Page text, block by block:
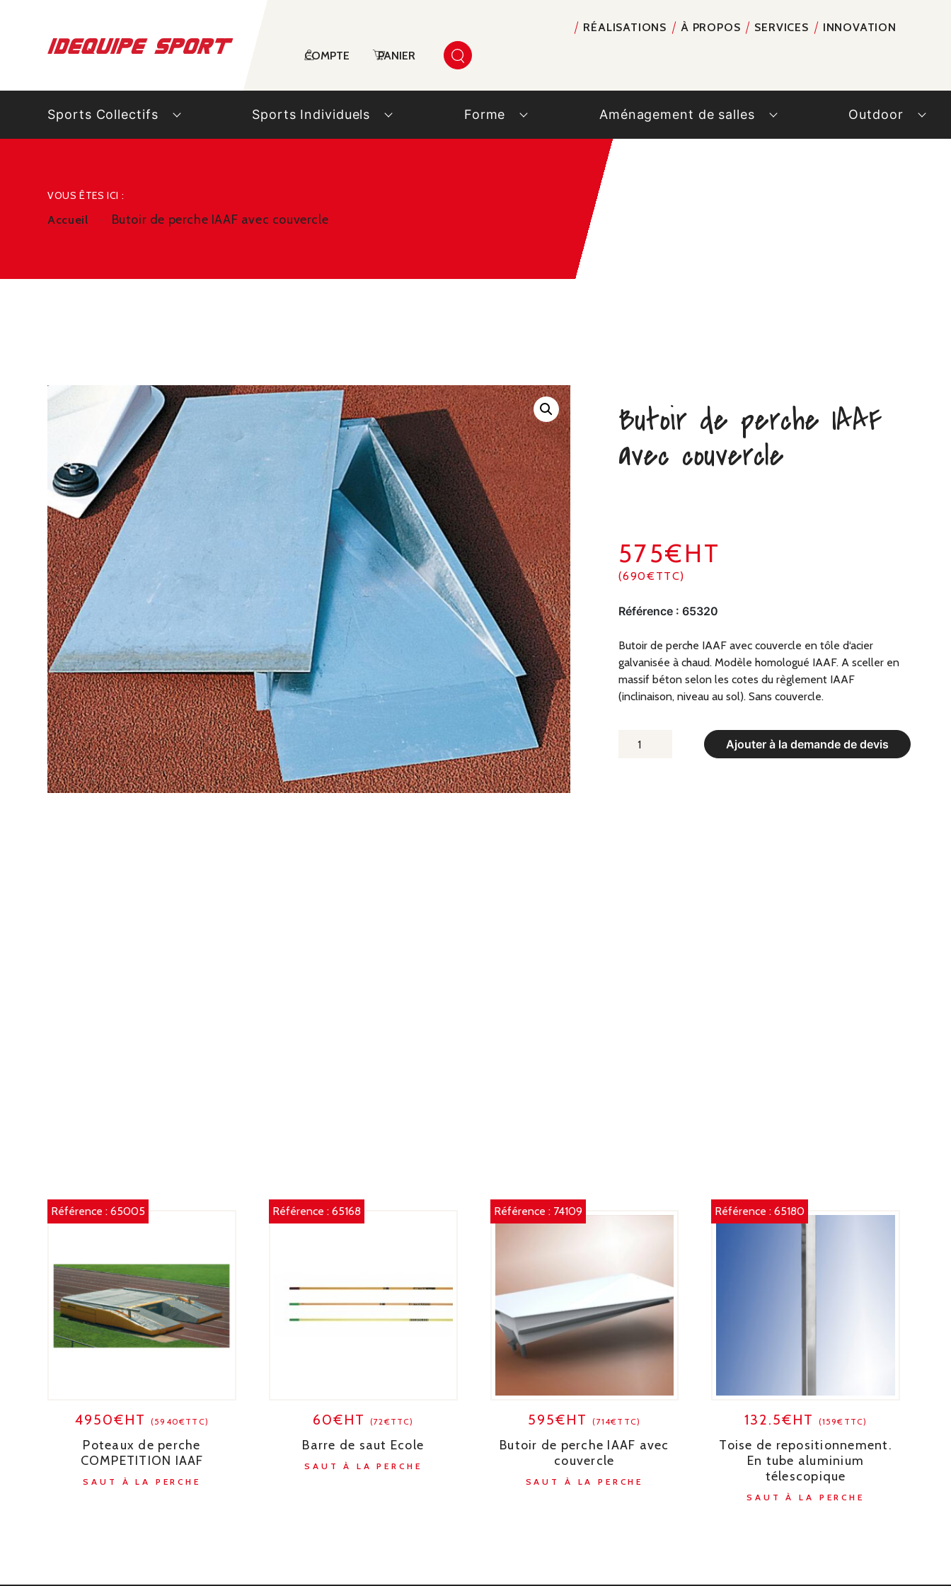
RÉALISATIONS À PROPOS SERVICES INNOVATION
COMPTE PANIER
Sports Collectifs Sports Individuels Forme Aménagement de salles Outdoor
VOUS ÊTES ICI :
Accueil Butoir de perche IAAF avec couvercle
Butoir de perche IAAF
avec couvercle
575€HT
(690€TTC)
Référence : 65320
Butoir de perche IAAF avec couvercle en tôle d‘acier
galvanisée à chaud. Modèle homologué IAAF. A sceller en
massif béton selon les cotes du règlement IAAF
(inclinaison, niveau au sol). Sans couvercle.
Ajouter à la demande de devis
QUANTITÉ
Référence :65005
4950€HT(5940€TTC)
Poteaux de perche
COMPETITION IAAF
SAUT À LA PERCHE
Référence : 65168
60€HT (72€TTC)
Barre de saut Ecole
SAUT À LA PERCHE
Référence : 74109
595€HT(714€TTC)
Butoir de perche IAAF avec
couvercle
SAUT À LA PERCHE
Référence :65180
132.5€HT (159€TTC)
Toise de repositionnement.
En tube aluminium
télescopique
SAUT À LA PERCHE